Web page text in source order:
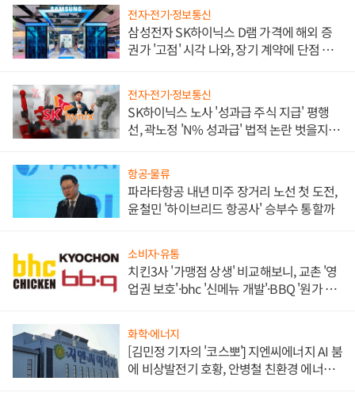
전자·전기·정보통신
삼성전자 SK하이닉스 D램 가격에 해외 증
권가 '고점' 시각 나와, 장기 계약에 단점 부
전자·전기·정보통신
SK하이닉스 노사 '성과급 주식 지급' 평행
선, 곽노정 'N% 성과급' 법적 논란 벗을지 주
항공·물류
파라타항공 내년 미주 장거리 노선 첫 도전,
윤철민 '하이브리드 항공사' 승부수 통할까
소비자·유통
치킨3사 '가맹점 상생' 비교해보니, 교촌 '영
업권 보호'·bhc '신메뉴 개발'·BBQ '원가 부
화학·에너지
[김민정 기자의 '코스뽀'] 지엔씨에너지 AI 붐
에 비상발전기 호황, 안병철 친환경 에너지